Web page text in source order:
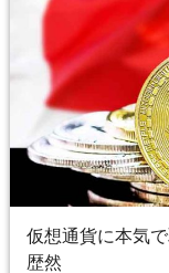
仮想通貨に本気
歴然